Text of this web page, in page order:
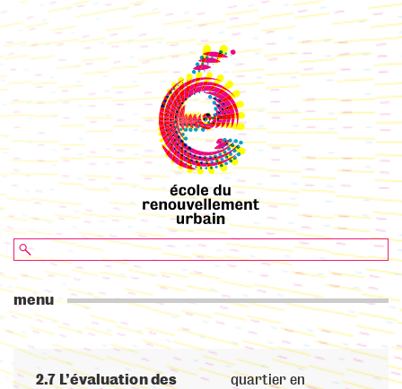
menu
2.7 L’évaluation des
quartier en